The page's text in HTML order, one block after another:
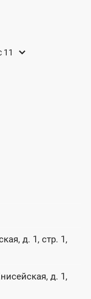
11
д. 1, стр. 1,
д. 1,